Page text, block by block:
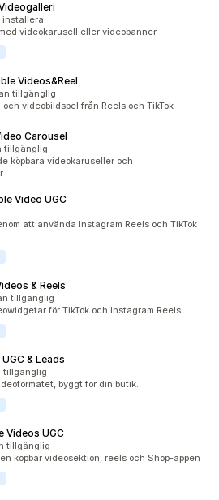
installera
videokarusell eller videobanner
Videos&Reel
tillgänglig
och videobildspel från Reels och TikTok
Carousel
tillgänglig
köpbara videokaruseller och
Video UGC
att använda Instagram Reels och TikTok
& Reels
tillgänglig
för TikTok och Instagram Reels
& Leads
tillgänglig
byggt för din butik.
Videos UGC
tillgänglig
köpbar videosektion, reels och Shop-appen